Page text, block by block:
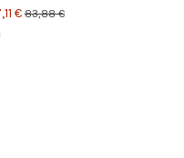
€83,88 €